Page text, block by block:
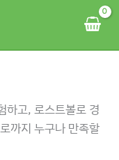
하고, 로스트볼로 경
까지 누구나 만족할